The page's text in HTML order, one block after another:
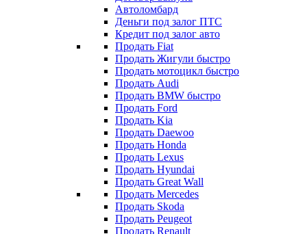
Автоломбард
Деньги под залог ПТС
Кредит под залог авто
Продать Fiat
Продать Жигули быстро
Продать мотоцикл быстро
Продать Audi
Продать BMW быстро
Продать Ford
Продать Kia
Продать Daewoo
Продать Honda
Продать Lexus
Продать Hyundai
Продать Great Wall
Продать Mercedes
Продать Skoda
Продать Peugeot
Продать Renault